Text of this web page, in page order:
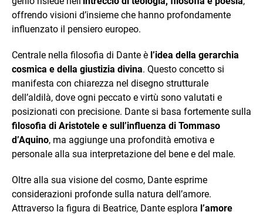
offrendo visioni d’insieme che hanno profondamente
influenzato il pensiero europeo.
Centrale nella filosofia di Dante è l’idea della gerarchia
cosmica e della giustizia divina. Questo concetto si
manifesta con chiarezza nel disegno strutturale
dell’aldilà, dove ogni peccato e virtù sono valutati e
posizionati con precisione. Dante si basa fortemente sulla
filosofia di Aristotele e sull’influenza di Tommaso
d’Aquino, ma aggiunge una profondità emotiva e
personale alla sua interpretazione del bene e del male.
Oltre alla sua visione del cosmo, Dante esprime
considerazioni profonde sulla natura dell’amore.
Attraverso la figura di Beatrice, Dante esplora l’amore